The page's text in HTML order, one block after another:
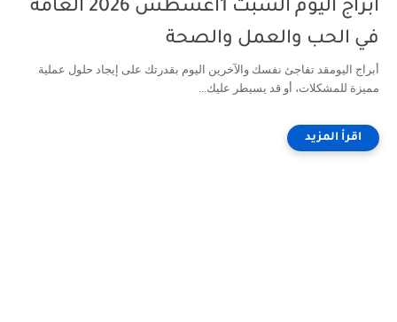
أبراج اليوم السبت 1أغسطس 2026 العامة
في الحب والعمل والصحة
أبراج اليومقد تفاجئ نفسك والآخرين اليوم بقدرتك على إيجاد حلول عملية
مميزة للمشكلات، أو قد يسيطر عليك...